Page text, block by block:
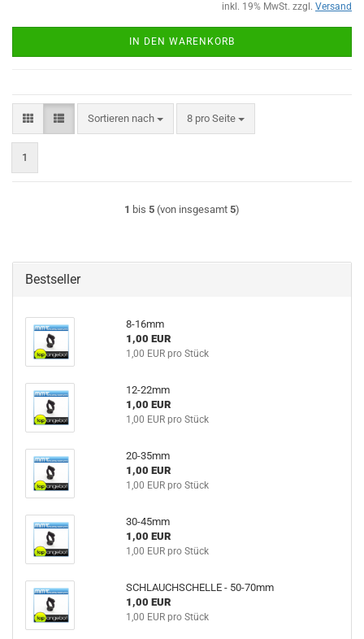
inkl. 19% MwSt. zzgl. Versand
IN DEN WARENKORB
Sortieren nach
Sortieren nach 8 pro Seite
pro Seite
1
1 bis 5 (von insgesamt 5)
Bestseller
8-16mm
1,00 EUR
1,00 EUR pro Stück
12-22mm
1,00 EUR
1,00 EUR pro Stück
20-35mm
1,00 EUR
1,00 EUR pro Stück
30-45mm
1,00 EUR
1,00 EUR pro Stück
SCHLAUCHSCHELLE - 50-70mm
1,00 EUR
1,00 EUR pro Stück